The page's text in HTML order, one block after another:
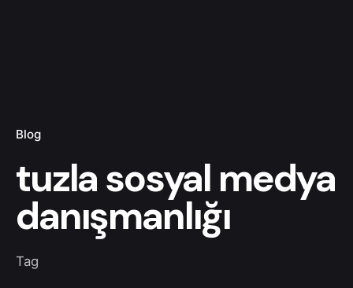
Blog
tuzla sosyal medya
danışmanlığı
Tag